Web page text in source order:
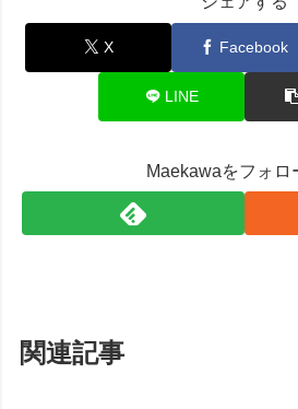
X Facebook
LINE
Maekawaをフォロ
関連記事